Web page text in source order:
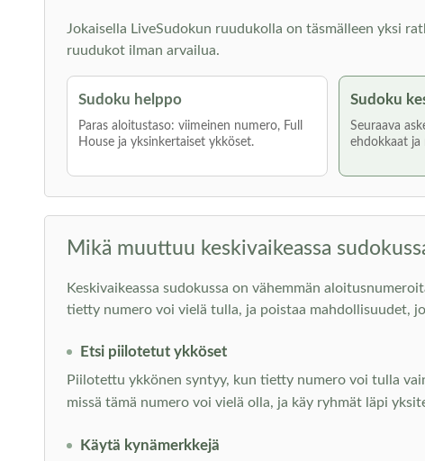
Jokaisella LiveSudokun ruudukolla on täsmälleen yksi
ruudukot ilman arvailua.
Sudoku helppo
Paras aloitustaso: viimeinen numero, Full
House ja yksinkertaiset ykköset.
Sudoku
Seuraava
ehdokkaat ja
Mikä muuttuu keskivaikeassa
Keskivaikeassa sudokussa on vähemmän
tietty numero voi vielä tulla, ja poistaa mahdollisuudet,
Etsi piilotetut ykköset
Piilotettu ykkönen syntyy, kun tietty numero voi tulla
missä tämä numero voi vielä olla, ja käy ryhmät läpi
Käytä kynämerkkejä